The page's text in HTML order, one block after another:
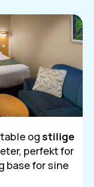
ogstilige
perfekt for
base for sine